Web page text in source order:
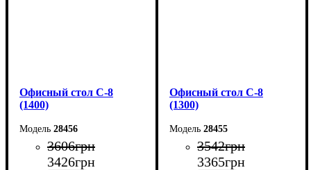
Офисный стол С-8
(1400)
28456
3606грн
3426грн
Офисный стол С-8
(1300)
28455
3542грн
3365грн